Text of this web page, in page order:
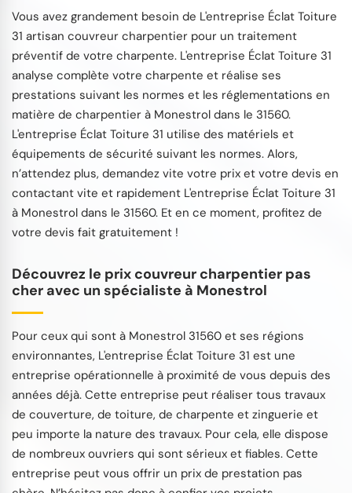
Vous avez grandement besoin de L'entreprise Éclat Toiture
31 artisan couvreur charpentier pour un traitement
préventif de votre charpente. L'entreprise Éclat Toiture 31
analyse complète votre charpente et réalise ses
prestations suivant les normes et les réglementations en
matière de charpentier à Monestrol dans le 31560.
L'entreprise Éclat Toiture 31 utilise des matériels et
équipements de sécurité suivant les normes. Alors,
n’attendez plus, demandez vite votre prix et votre devis en
contactant vite et rapidement L'entreprise Éclat Toiture 31
à Monestrol dans le 31560. Et en ce moment, profitez de
votre devis fait gratuitement !
Découvrez le prix couvreur charpentier pas
cher avec un spécialiste à Monestrol
Pour ceux qui sont à Monestrol 31560 et ses régions
environnantes, L'entreprise Éclat Toiture 31 est une
entreprise opérationnelle à proximité de vous depuis des
années déjà. Cette entreprise peut réaliser tous travaux
de couverture, de toiture, de charpente et zinguerie et
peu importe la nature des travaux. Pour cela, elle dispose
de nombreux ouvriers qui sont sérieux et fiables. Cette
entreprise peut vous offrir un prix de prestation pas